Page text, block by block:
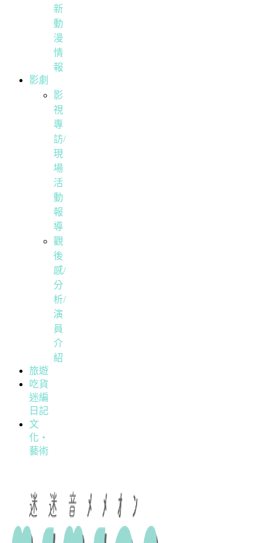
新
動
漫
情
報
影劇
影
視
專
訪/
現
場
活
動
報
導
觀
後
感/
分
析/
演
員
介
紹
旅遊
吃貨
迷編
日記
文
化・
藝術